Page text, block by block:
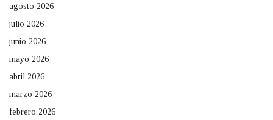
agosto 2026
julio 2026
junio 2026
mayo 2026
abril 2026
marzo 2026
febrero 2026